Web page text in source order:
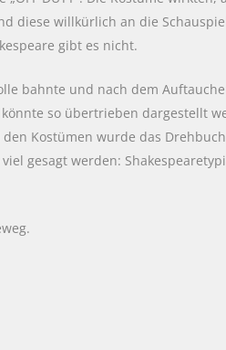
diese willkürlich an die
gibt es nicht.
bahnte und nach dem
so übertrieben dargestellt
Kostümen wurde das
gesagt werden: